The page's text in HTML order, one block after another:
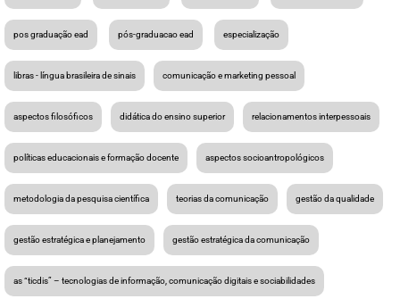
pos graduação ead pós-graduacao ead especialização
libras - língua brasileira de sinais comunicação e marketing pessoal
aspectos filosóficos didática do ensino superior relacionamentos interpessoais
políticas educacionais e formação docente aspectos socioantropológicos
metodologia da pesquisa científica teorias da comunicação gestão da qualidade
gestão estratégica e planejamento gestão estratégica da comunicação
as “ticdis” – tecnologias de informação, comunicação digitais e sociabilidades